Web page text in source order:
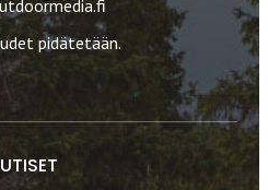
pidätetään.